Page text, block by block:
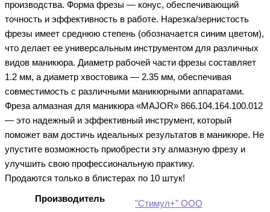
производства. Форма фрезы — конус, обеспечивающий
точность и эффективность в работе. Нарезка/зернистость
фрезы имеет среднюю степень (обозначается синим цветом),
что делает ее универсальным инструментом для различных
видов маникюра. Диаметр рабочей части фрезы составляет
1.2 мм, а диаметр хвостовика — 2.35 мм, обеспечивая
совместимость с различными маникюрными аппаратами.
Фреза алмазная для маникюра «MAJOR» 866.104.164.100.012
— это надежный и эффективный инструмент, который
поможет вам достичь идеальных результатов в маникюре. Не
упустите возможность приобрести эту алмазную фрезу и
улучшить свою профессиональную практику.
Продаются только в блистерах по 10 штук!
Производитель "Стимул+" ООО